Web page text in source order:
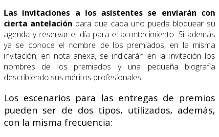
Las invitaciones a los asistentes se enviarán con
cierta antelación para que cada uno pueda bloquear su
agenda y reservar el día para el acontecimiento. Si además
ya se conoce el nombre de los premiados, en la misma
invitación, en nota anexa, se indicarán en la invitación los
nombres de los premiados y una pequeña biografía
describiendo sus méritos profesionales.
Los escenarios para las entregas de premios
pueden ser de dos tipos, utilizados, además,
con la misma frecuencia: